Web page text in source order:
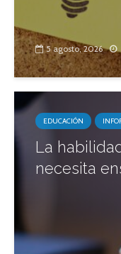
5 agosto, 2026
EDUCACIÓN
La
necesita